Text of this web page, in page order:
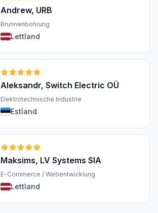
Andrew, URB
Brunnenbohrung
Lettland
Aleksandr, Switch Electric OÜ
Elektrotechnische Industrie
Estland
Maksims, LV Systems SIA
E-Commerce / Webentwicklung
Lettland